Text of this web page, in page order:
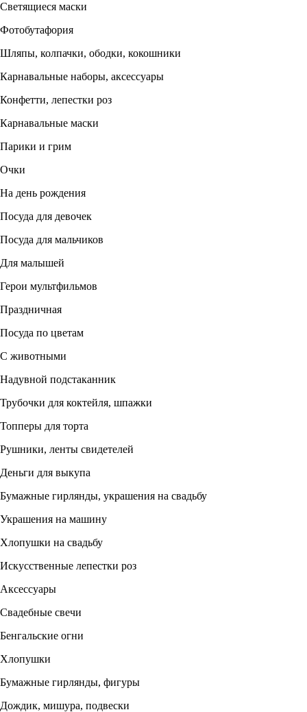
Светящиеся маски
Фотобутафория
Шляпы, колпачки, ободки, кокошники
Карнавальные наборы, аксессуары
Конфетти, лепестки роз
Карнавальные маски
Парики и грим
Очки
На день рождения
Посуда для девочек
Посуда для мальчиков
Для малышей
Герои мультфильмов
Праздничная
Посуда по цветам
С животными
Надувной подстаканник
Трубочки для коктейля, шпажки
Топперы для торта
Рушники, ленты свидетелей
Деньги для выкупа
Бумажные гирлянды, украшения на свадьбу
Украшения на машину
Хлопушки на свадьбу
Искусственные лепестки роз
Аксессуары
Свадебные свечи
Бенгальские огни
Хлопушки
Бумажные гирлянды, фигуры
Дождик, мишура, подвески